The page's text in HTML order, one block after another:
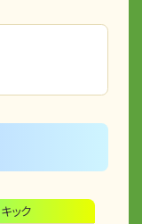
キック